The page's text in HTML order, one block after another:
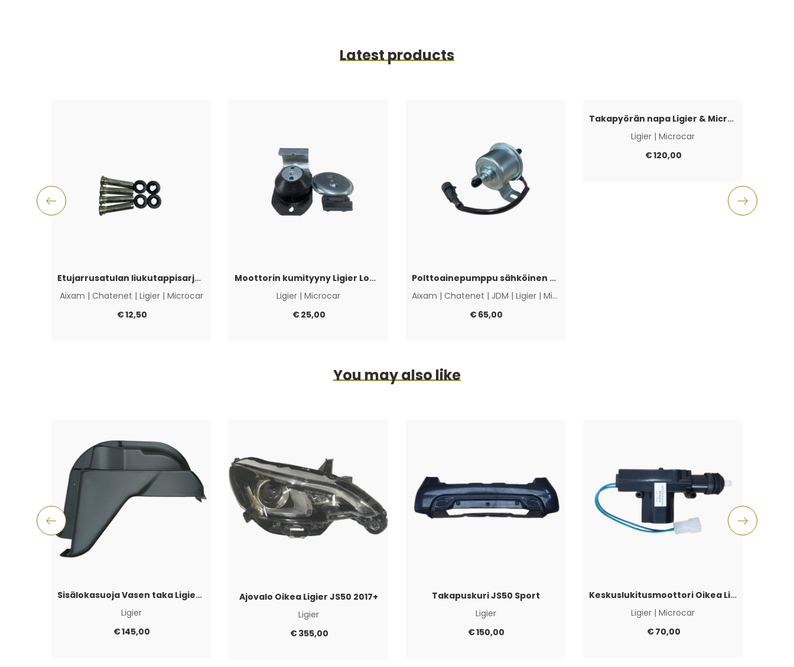
Latest products
Etujarrusatulan liukutappisarja Aixam, Ligier, Microcar & Chatenet
Aixam | Chatenet | Ligier| Microcar
€12,50
Moottorin kumityyny Ligier Lombardini Progress / DCI
Ligier | Microcar
€25,00
Polttoainepumppu sähköinen Lombardini Progress / DCI / FOCS
Aixam | Chatenet | JDM | Ligier | Microcar
€65,00
Takapyörän napa Ligier & Microcar 4×100
Ligier | Microcar
€120,00
You may also like
Sisälokasuoja Vasen taka Ligier JS50 2017+
Ligier
€145,00
Ajovalo Oikea Ligier JS50 2017+
Ligier
€355,00
Takapuskuri JS50 Sport
Ligier
€150,00
Keskuslukitusmoottori Oikea Ligier/Microcar
Ligier | Microcar
€70,00